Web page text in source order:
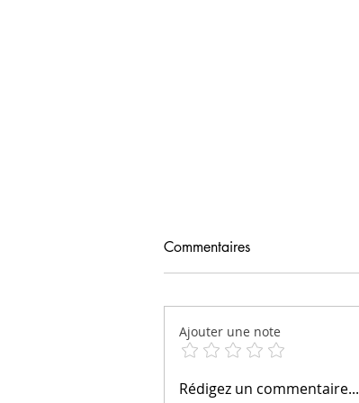
La prière
Commentaires
Ajouter une note
Rédigez un commentaire...